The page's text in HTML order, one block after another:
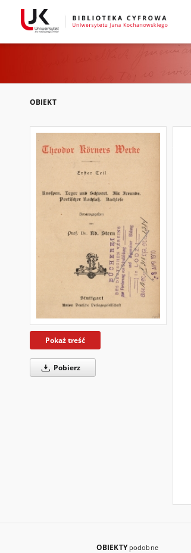
OBIEKT
Pokaż treść
Pobierz
OBIEKTY podobne